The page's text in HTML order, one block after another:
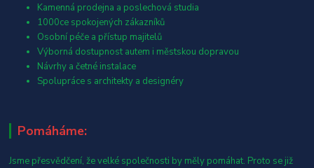
Kamenná prodejna a poslechová studia
1000ce spokojených zákazníků
Osobní péče a přístup majitelů
Výborná dostupnost autem i městskou dopravou
Návrhy a četné instalace
Spolupráce s architekty a designéry
Pomáháme:
Jsme přesvědčení, že velké společnosti by měly pomáhat. Proto se již